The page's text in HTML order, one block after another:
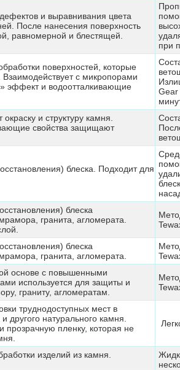
и выравнивания цвета
После нанесения поверхность
равномерной и блестящей.
при
поверхностей, которые
Взаимодействует с микропорами
эффект и водоотталкивающие
Gear
и структуру камня.
свойства защищают
блеска. Подходит для
блеска
гранита, агломерата.
блеска
гранита, агломерата.
основе с повышенными
используется для защиты и
граниту, агломератам.
труднодоступных мест в
другого натурального камня.
прозрачную пленку, которая не
изделий из камня.